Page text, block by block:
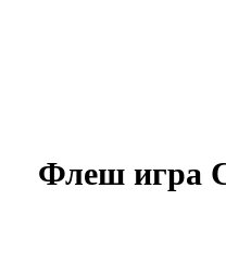
Флеш игра